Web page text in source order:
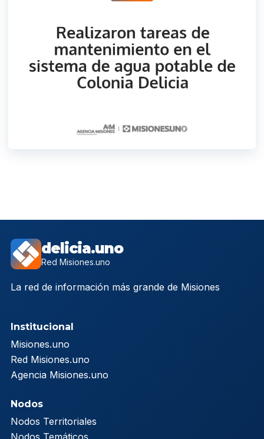
delicia.uno
Red Misiones.uno
La red de información más grande de Misiones
Institucional
Misiones.uno
Red Misiones.uno
Agencia Misiones.uno
Nodos
Nodos Territoriales
Nodos Temáticos